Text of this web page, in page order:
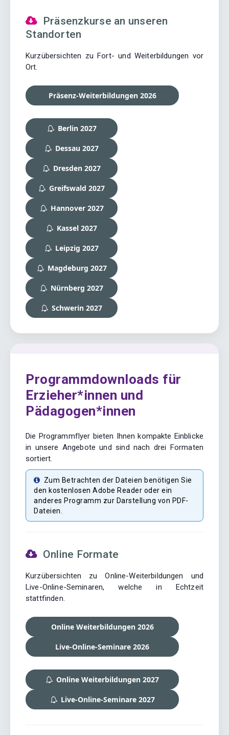
Präsenzkurse an unseren
Standorten
Kurzübersichten zu Fort- und Weiterbildungen vor
Ort.
Präsenz-Weiterbildungen 2026
Berlin 2027
Dessau 2027
Dresden 2027
Greifswald 2027
Hannover 2027
Kassel 2027
Leipzig 2027
Magdeburg 2027
Nürnberg 2027
Schwerin 2027
Programmdownloads für
Erzieher*innen und
Pädagogen*innen
Die Programmflyer bieten Ihnen kompakte Einblicke
in unsere Angebote und sind nach drei Formaten
sortiert.
Zum Betrachten der Dateien benötigen Sie
den kostenlosen Adobe Reader oder ein
anderes Programm zur Darstellung von PDF-
Dateien.
Online Formate
Kurzübersichten zu Online-Weiterbildungen und
Live-Online-Seminaren, welche in Echtzeit
stattfinden.
Online Weiterbildungen 2026
Live-Online-Seminare 2026
Online Weiterbildungen 2027
Live-Online-Seminare 2027